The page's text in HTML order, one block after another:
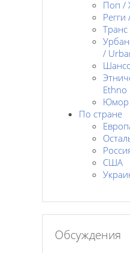
Поп /
Регги
Транс
/
Ethno
Юмор
По стране
США
Обсуждения